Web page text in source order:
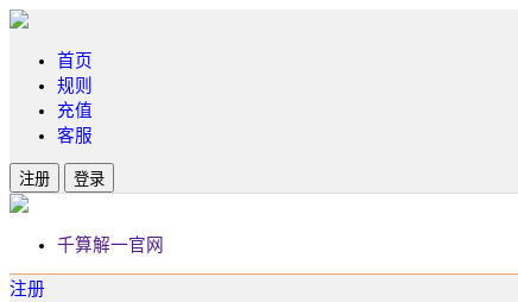
首页
规则
充值
客服
注册 登录
千算解一官网
注册